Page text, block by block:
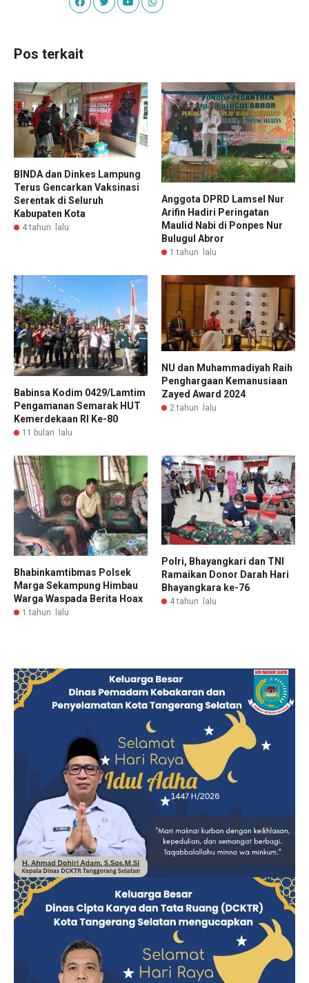
Pos terkait
BINDA dan Dinkes Lampung
Terus Gencarkan Vaksinasi
Serentak di Seluruh
Kabupaten Kota
4 tahun lalu
Anggota DPRD Lamsel Nur
Arifin Hadiri Peringatan
Maulid Nabi di Ponpes Nur
Bulugul Abror
1 tahun lalu
Babinsa Kodim 0429/Lamtim
Pengamanan Semarak HUT
Kemerdekaan RI Ke-80
11 bulan lalu
NU dan Muhammadiyah Raih
Penghargaan Kemanusiaan
Zayed Award 2024
2 tahun lalu
Bhabinkamtibmas Polsek
Marga Sekampung Himbau
Warga Waspada Berita Hoax
1 tahun lalu
Polri, Bhayangkari dan TNI
Ramaikan Donor Darah Hari
Bhayangkara ke-76
4 tahun lalu